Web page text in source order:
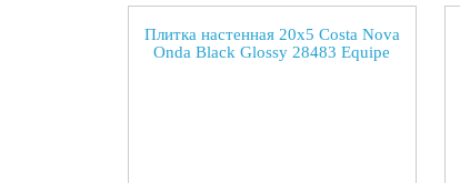
Плитка настенная 20x5 Costa Nova
Onda Black Glossy 28483 Equipe